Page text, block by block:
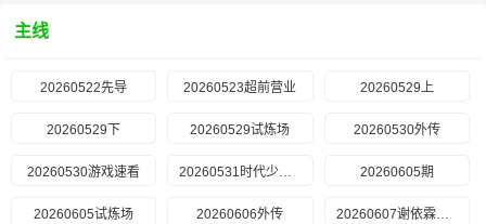
主线
20260522先导 20260523超前营业 20260529上
20260529下 20260529试炼场 20260530外传
20260530游戏速看 20260531时代少年团专访 20260605期
20260605试炼场 20260606外传 20260607谢依霖专访